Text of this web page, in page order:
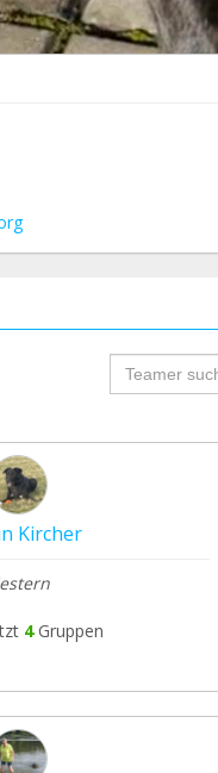
Kircher
4 Gruppen